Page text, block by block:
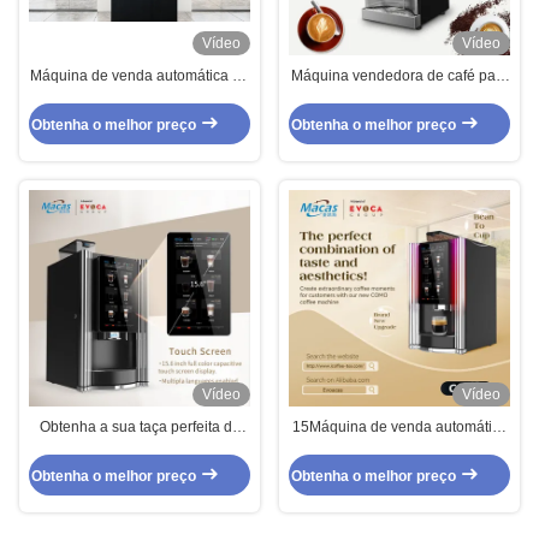
Vídeo
Máquina de venda automática de
Obtenha o melhor preço
Vídeo
Máquina vendedora de café para
Obtenha o melhor preço
Vídeo
Obtenha a sua taça perfeita de
venda de café de feijão para taça
Obtenha o melhor preço
Vídeo
15Máquina de venda automática
toque de 0,6 polegadas
Temperatura 90-95C para serviço
Obtenha o melhor preço